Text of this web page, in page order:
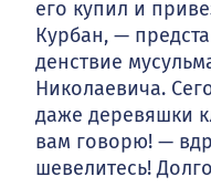
его купил и
Курбан, —
денствие
Николаевича.
даже деревяшки
вам говорю! —
шевелитесь!